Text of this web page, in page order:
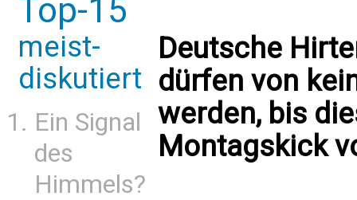
Top-15
meist-
diskutiert
Ein Signal
des
Himmels?
Deutsche
dürfen von
werden, bis
Montagskick